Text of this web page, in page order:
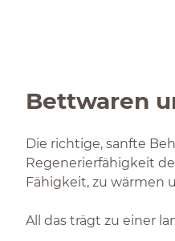
Bettwaren
Die richtige, sanfte
Regenerierfähigkeit
Fähigkeit, zu wärmen
All das trägt zu einer